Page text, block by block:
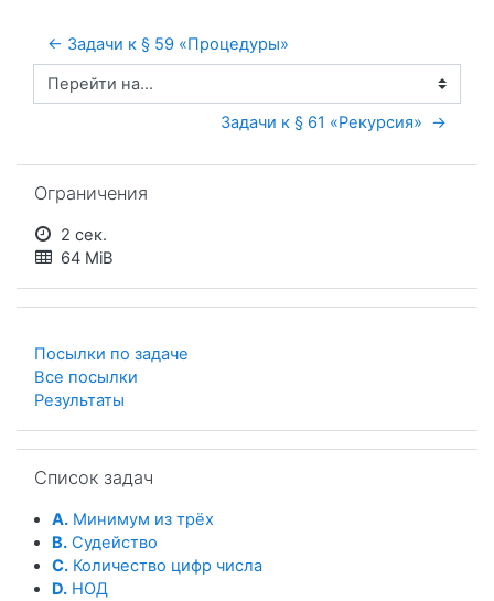
← Задачи к § 59 «Процедуры»
Перейти на...
Задачи к § 61 «Рекурсия»  →
Ограничения
2 сек.
64 MiB
Посылки по задаче
Все посылки
Результаты
Список задач
A. Минимум из трёх
B. Судейство
C. Количество цифр числа
D. НОД